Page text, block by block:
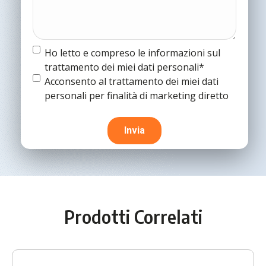
Termine
condizioni(Obbligatorio)
Ho letto e compreso le informazioni sul
trattamento dei miei dati personali*
Termine
condizioni
Acconsento al trattamento dei miei dati
personali per finalità di marketing diretto
Prodotti Correlati